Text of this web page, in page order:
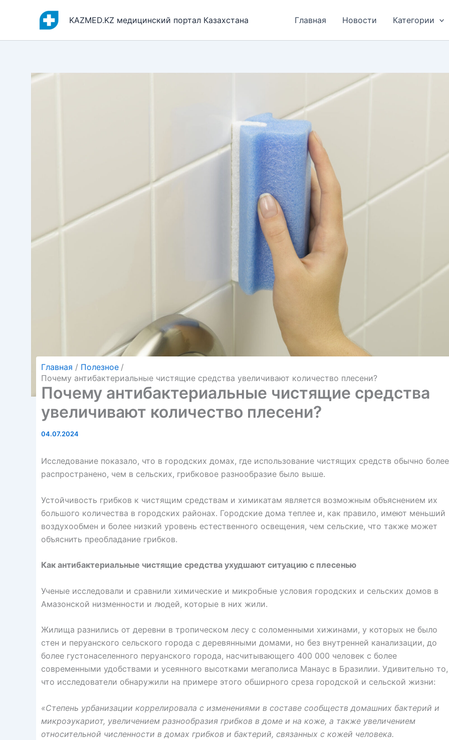
содержимому
KAZMED.KZ медицинский портал Казахстана Главная Новости Категории
Главная
Полезное
Почему антибактериальные чистящие средства увеличивают количество плесени?
Почему антибактериальные чистящие средства
увеличивают количество плесени?
04.07.2024
Исследование показало, что в городских домах, где использование чистящих средств обычно более
распространено, чем в сельских, грибковое разнообразие было выше.
Устойчивость грибков к чистящим средствам и химикатам является возможным объяснением их
большого количества в городских районах. Городские дома теплее и, как правило, имеют меньший
воздухообмен и более низкий уровень естественного освещения, чем сельские, что также может
объяснить преобладание грибков.
Как антибактериальные чистящие средства ухудшают ситуацию с плесенью
Ученые исследовали и сравнили химические и микробные условия городских и сельских домов в
Амазонской низменности и людей, которые в них жили.
Жилища разнились от деревни в тропическом лесу с соломенными хижинами, у которых не было
стен и перуанского сельского города с деревянными домами, но без внутренней канализации, до
более густонаселенного перуанского города, насчитывающего 400 000 человек с более
современными удобствами и усеянного высотками мегаполиса Манаус в Бразилии. Удивительно то,
что исследователи обнаружили на примере этого обширного среза городской и сельской жизни:
«Степень урбанизации коррелировала с изменениями в составе сообществ домашних бактерий и
микроэукариот, увеличением разнообразия грибков в доме и на коже, а также увеличением
относительной численности в домах грибков и бактерий, связанных с кожей человека.